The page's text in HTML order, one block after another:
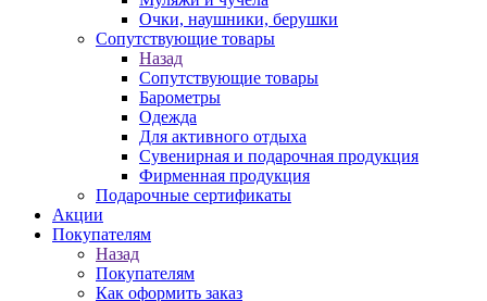
Очки, наушники, берушки
Сопутствующие товары
Назад
Сопутствующие товары
Барометры
Одежда
Для активного отдыха
Сувенирная и подарочная продукция
Фирменная продукция
Подарочные сертификаты
Акции
Покупателям
Назад
Покупателям
Как оформить заказ